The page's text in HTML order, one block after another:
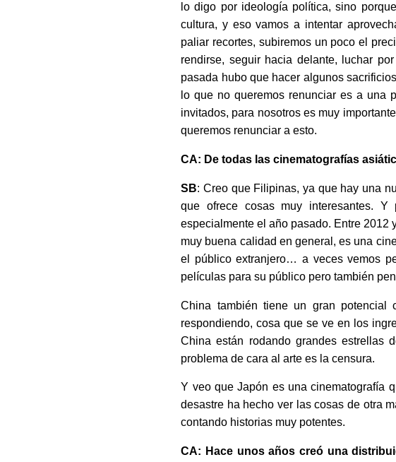
lo digo por ideología política, sino
cultura, y eso vamos a intentar
paliar recortes, subiremos un poco el
rendirse, seguir hacia delante, luchar
pasada hubo que hacer algunos
lo que no queremos renunciar es a una
invitados, para nosotros es muy
queremos renunciar a esto.
CA: De todas las cinematografías
SB: Creo que Filipinas, ya que hay una
que ofrece cosas muy interesantes.
especialmente el año pasado. Entre 2012
muy buena calidad en general, es una
el público extranjero… a veces vemos
películas para su público pero también
China también tiene un gran potencial
respondiendo, cosa que se ve en los
China están rodando grandes estrellas
problema de cara al arte es la censura.
Y veo que Japón es una cinematografía
desastre ha hecho ver las cosas de otra
contando historias muy potentes.
CA: Hace unos años creó una